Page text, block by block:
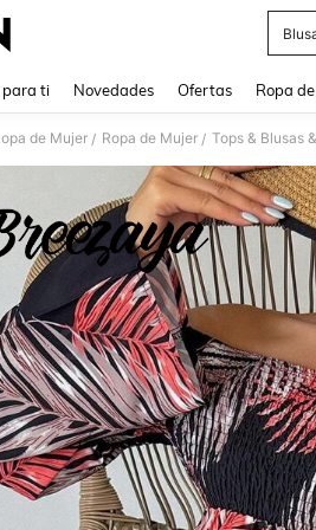
para ti Novedades Ofertas Ropa
de Mujer / Ropa de Mujer / Tops & Blusas